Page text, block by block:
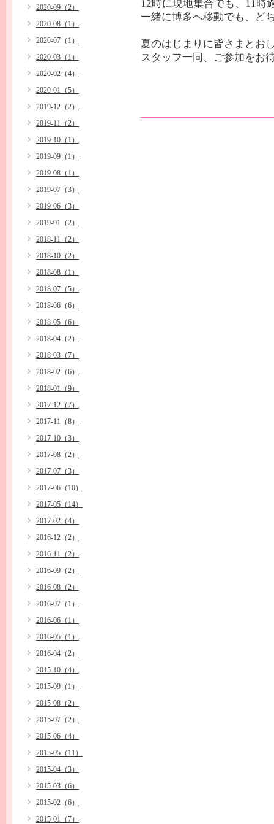
12時に現地集合でも、11時
一緒に博多へ移動でも、ど
夏のはじまりに皆さまとお
スタッフ一同、ご参加を
2020-09（2）
2020-08（1）
2020-07（1）
2020-03（1）
2020-02（4）
2020-01（5）
2019-12（2）
2019-11（2）
2019-10（1）
2019-09（1）
2019-08（1）
2019-07（3）
2019-06（3）
2019-01（2）
2018-11（2）
2018-10（2）
2018-08（1）
2018-07（5）
2018-06（6）
2018-05（6）
2018-04（2）
2018-03（7）
2018-02（6）
2018-01（9）
2017-12（7）
2017-11（8）
2017-10（3）
2017-08（2）
2017-07（3）
2017-06（10）
2017-05（14）
2017-02（4）
2016-12（2）
2016-11（2）
2016-09（2）
2016-08（2）
2016-07（1）
2016-06（1）
2016-05（1）
2016-04（2）
2015-10（4）
2015-09（1）
2015-08（2）
2015-07（2）
2015-06（4）
2015-05（11）
2015-04（3）
2015-03（6）
2015-02（6）
2015-01（7）